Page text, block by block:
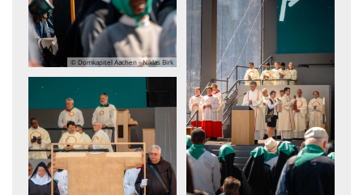
© Domkapitel Aachen - Niklas Birk